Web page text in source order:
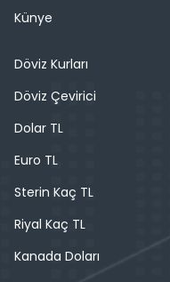
Künye
Döviz Kurları
Döviz Çevirici
Dolar TL
Euro TL
Sterin Kaç TL
Riyal Kaç TL
Kanada Doları